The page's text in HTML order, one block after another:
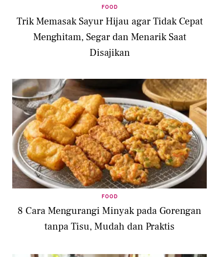
FOOD
Trik Memasak Sayur Hijau agar Tidak Cepat
Menghitam, Segar dan Menarik Saat
Disajikan
FOOD
8 Cara Mengurangi Minyak pada Gorengan
tanpa Tisu, Mudah dan Praktis